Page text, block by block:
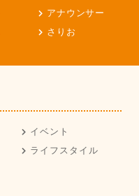
アナウンサー
さりお
イベント
ライフスタイル